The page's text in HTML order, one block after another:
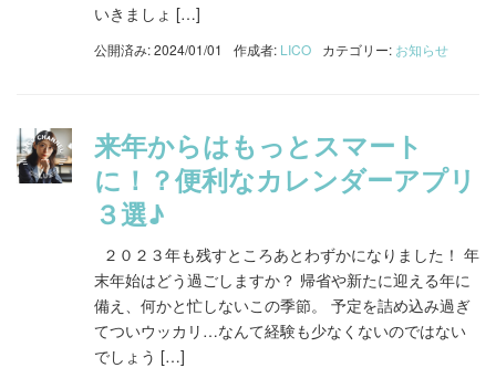
いきましょ […]
公開済み: 2024/01/01 作成者: LICO カテゴリー: お知らせ
来年からはもっとスマート
に！？便利なカレンダーアプリ
３選♪
２０２３年も残すところあとわずかになりました！ 年
末年始はどう過ごしますか？ 帰省や新たに迎える年に
備え、何かと忙しないこの季節。 予定を詰め込み過ぎ
てついウッカリ…なんて経験も少なくないのではない
でしょう […]